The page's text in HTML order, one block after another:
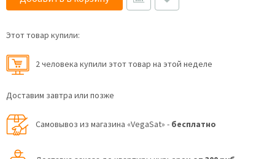
Этот товар купили:
2 человекa купили этот товар на этой неделе
Доставим завтра или позже
Самовывоз из магазина «VegaSat» - бесплатно